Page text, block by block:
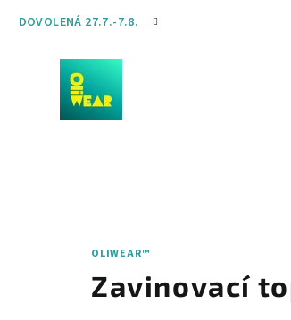
DOVOLENÁ 27.7.-7.8.
OLIWEAR™
Zavinovací